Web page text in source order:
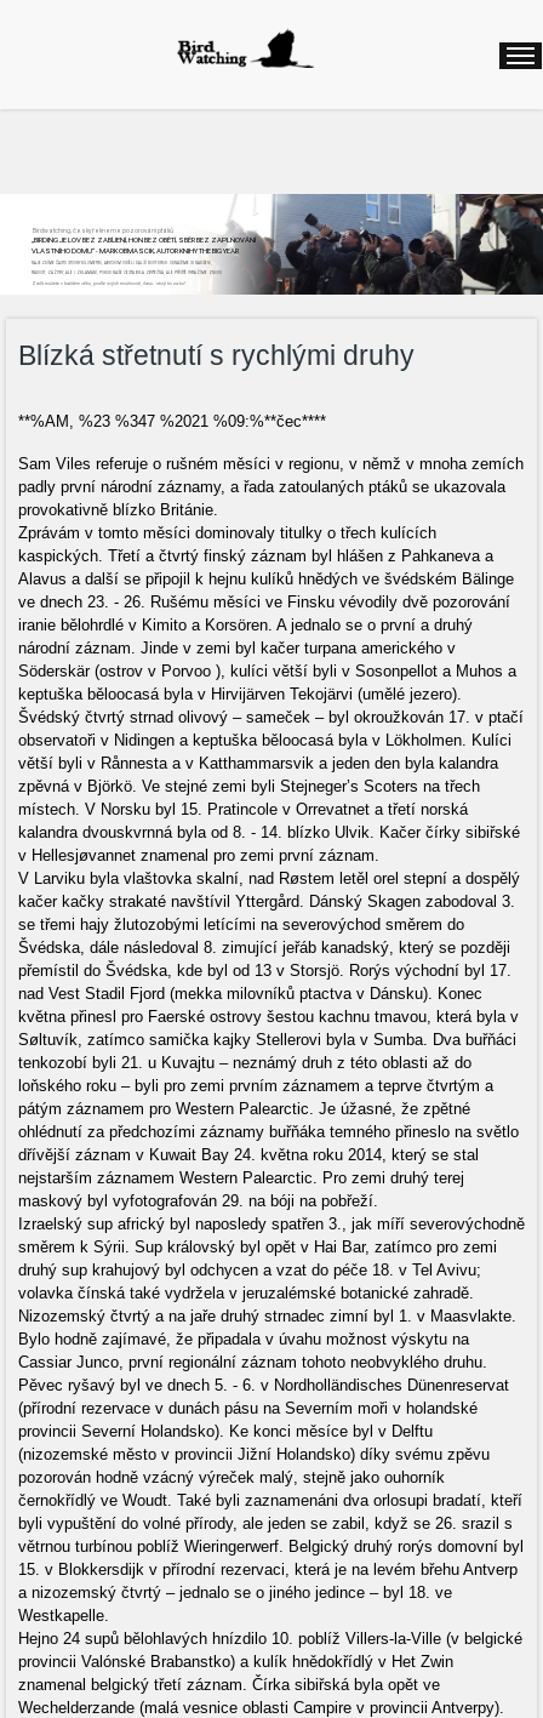
Birdwatching, česky řekneme pozorování ptáků
„BIRDING JE LOV BEZ ZABÍJENÍ, HON BEZ OBĚTÍ, SBĚR BEZ ZAPLŇOVÁNÍ
VLASTNÍHO DOMU“ - MARK OBMASCIK, AUTOR KNIHY THE BIG YEAR
NAJEZDÍME ČASTO STOVKY KILOMETRŮ, ABYCHOM VIDĚLI DALŠÍ NOVÝ DRUH. ODNÁŠÍME SI NADŠENÍ,
RADOST, ZÁŽITKY, ALE I ZKLAMÁNÍ, POKUD NAŠE CESTA BYLA ZBYTEČNÁ, ALE PŘÍŠTĚ VYRÁŽÍME ZNOVU
Začít můžete v každém věku, podle svých možností, času...stojí to za to!
Blízká střetnutí s rychlými druhy
**%AM, %23 %347 %2021 %09:%**čec****
Sam Viles referuje o rušném měsíci v regionu, v němž v mnoha zemích
padly první národní záznamy, a řada zatoulaných ptáků se ukazovala
provokativně blízko Británie.
Zprávám v tomto měsíci dominovaly titulky o třech kulících
kaspických. Třetí a čtvrtý finský záznam byl hlášen z Pahkaneva a
Alavus a další se připojil k hejnu kulíků hnědých ve švédském Bälinge
ve dnech 23. - 26. Rušému měsíci ve Finsku vévodily dvě pozorování
iranie bělohrdlé v Kimito a Korsören. A jednalo se o první a druhý
národní záznam. Jinde v zemi byl kačer turpana amerického v
Söderskär (ostrov v Porvoo ), kulíci větší byli v Sosonpellot a Muhos a
keptuška běloocasá byla v Hirvijärven Tekojärvi (umělé jezero).
Švédský čtvrtý strnad olivový – sameček – byl okroužkován 17. v ptačí
observatoři v Nidingen a keptuška běloocasá byla v Lökholmen. Kulíci
větší byli v Rånnesta a v Katthammarsvik a jeden den byla kalandra
zpěvná v Björkö. Ve stejné zemi byli Stejneger’s Scoters na třech
místech. V Norsku byl 15. Pratincole v Orrevatnet a třetí norská
kalandra dvouskvrnná byla od 8. - 14. blízko Ulvik. Kačer čírky sibiřské
v Hellesjøvannet znamenal pro zemi první záznam.
V Larviku byla vlaštovka skalní, nad Røstem letěl orel stepní a dospělý
kačer kačky strakaté navštívil Yttergård. Dánský Skagen zabodoval 3.
se třemi hajy žlutozobými letícími na severovýchod směrem do
Švédska, dále následoval 8. zimující jeřáb kanadský, který se později
přemístil do Švédska, kde byl od 13 v Storsjö. Rorýs východní byl 17.
nad Vest Stadil Fjord (mekka milovníků ptactva v Dánsku). Konec
května přinesl pro Faerské ostrovy šestou kachnu tmavou, která byla v
Søltuvík, zatímco samička kajky Stellerovi byla v Sumba. Dva buřňáci
tenkozobí byli 21. u Kuvajtu – neznámý druh z této oblasti až do
loňského roku – byli pro zemi prvním záznamem a teprve čtvrtým a
pátým záznamem pro Western Palearctic. Je úžasné, že zpětné
ohlédnutí za předchozími záznamy buřňáka temného přineslo na světlo
dřívější záznam v Kuwait Bay 24. května roku 2014, který se stal
nejstarším záznamem Western Palearctic. Pro zemi druhý terej
maskový byl vyfotografován 29. na bóji na pobřeží.
Izraelský sup africký byl naposledy spatřen 3., jak míří severovýchodně
směrem k Sýrii. Sup královský byl opět v Hai Bar, zatímco pro zemi
druhý sup krahujový byl odchycen a vzat do péče 18. v Tel Avivu;
volavka čínská také vydržela v jeruzalémské botanické zahradě.
Nizozemský čtvrtý a na jaře druhý strnadec zimní byl 1. v Maasvlakte.
Bylo hodně zajímavé, že připadala v úvahu možnost výskytu na
Cassiar Junco, první regionální záznam tohoto neobvyklého druhu.
Pěvec ryšavý byl ve dnech 5. - 6. v Nordholländisches Dünenreservat
(přírodní rezervace v dunách pásu na Severním moři v holandské
provincii Severní Holandsko). Ke konci měsíce byl v Delftu
(nizozemské město v provincii Jižní Holandsko) díky svému zpěvu
pozorován hodně vzácný výreček malý, stejně jako ouhorník
černokřídlý ve Woudt. Také byli zaznamenáni dva orlosupi bradatí, kteří
byli vypuštění do volné přírody, ale jeden se zabil, když se 26. srazil s
větrnou turbínou poblíž Wieringerwerf. Belgický druhý rorýs domovní byl
15. v Blokkersdijk v přírodní rezervaci, která je na levém břehu Antverp
a nizozemský čtvrtý – jednalo se o jiného jedince – byl 18. ve
Westkapelle.
Hejno 24 supů bělohlavých hnízdilo 10. poblíž Villers-la-Ville (v belgické
provincii Valónské Brabanstko) a kulík hnědokřídlý v Het Zwin
znamenal belgický třetí záznam. Čírka sibiřská byla opět ve
Wechelderzande (malá vesnice oblasti Campire v provincii Antverpy).